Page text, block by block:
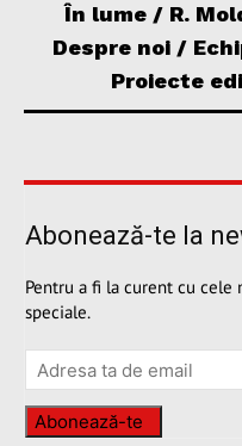
În lume / R.
Despre noi /
Proiecte
Abonează-te la
Pentru a fi la curent cu
speciale.
Abonează-te